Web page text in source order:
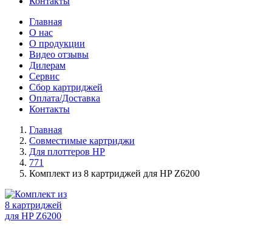
Главная
О нас
О продукции
Видео отзывы
Дилерам
Сервис
Сбор картриджей
Оплата/Доставка
Контакты
Главная
Совместимые картриджи
Для плоттеров HP
771
Комплект из 8 картриджей для HP Z6200